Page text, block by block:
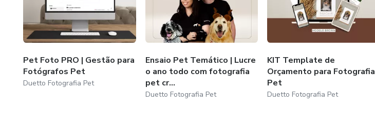
Pet Foto PRO | Gestão para
Fotógrafos Pet
Duetto Fotografia Pet
Ensaio Pet Temático | Lucre
o ano todo com fotografia
pet cr...
Duetto Fotografia Pet
KIT Template de
Orçamento para Fotografia
Pet
Duetto Fotografia Pet